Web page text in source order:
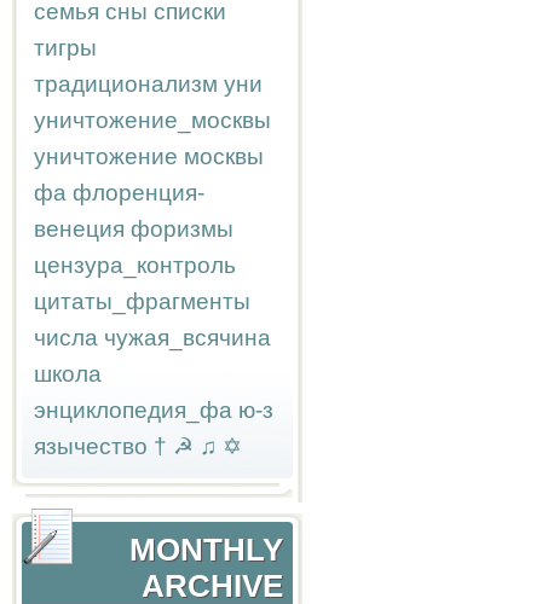
семья сны списки
тигры
традиционализм уни
уничтожение_москвы
уничтожение москвы
фа флоренция-
венеция форизмы
цензура_контроль
цитаты_фрагменты
числа чужая_всячина
школа
энциклопедия_фа ю-з
язычество † ☭ ♫ ✡
MONTHLY
ARCHIVE